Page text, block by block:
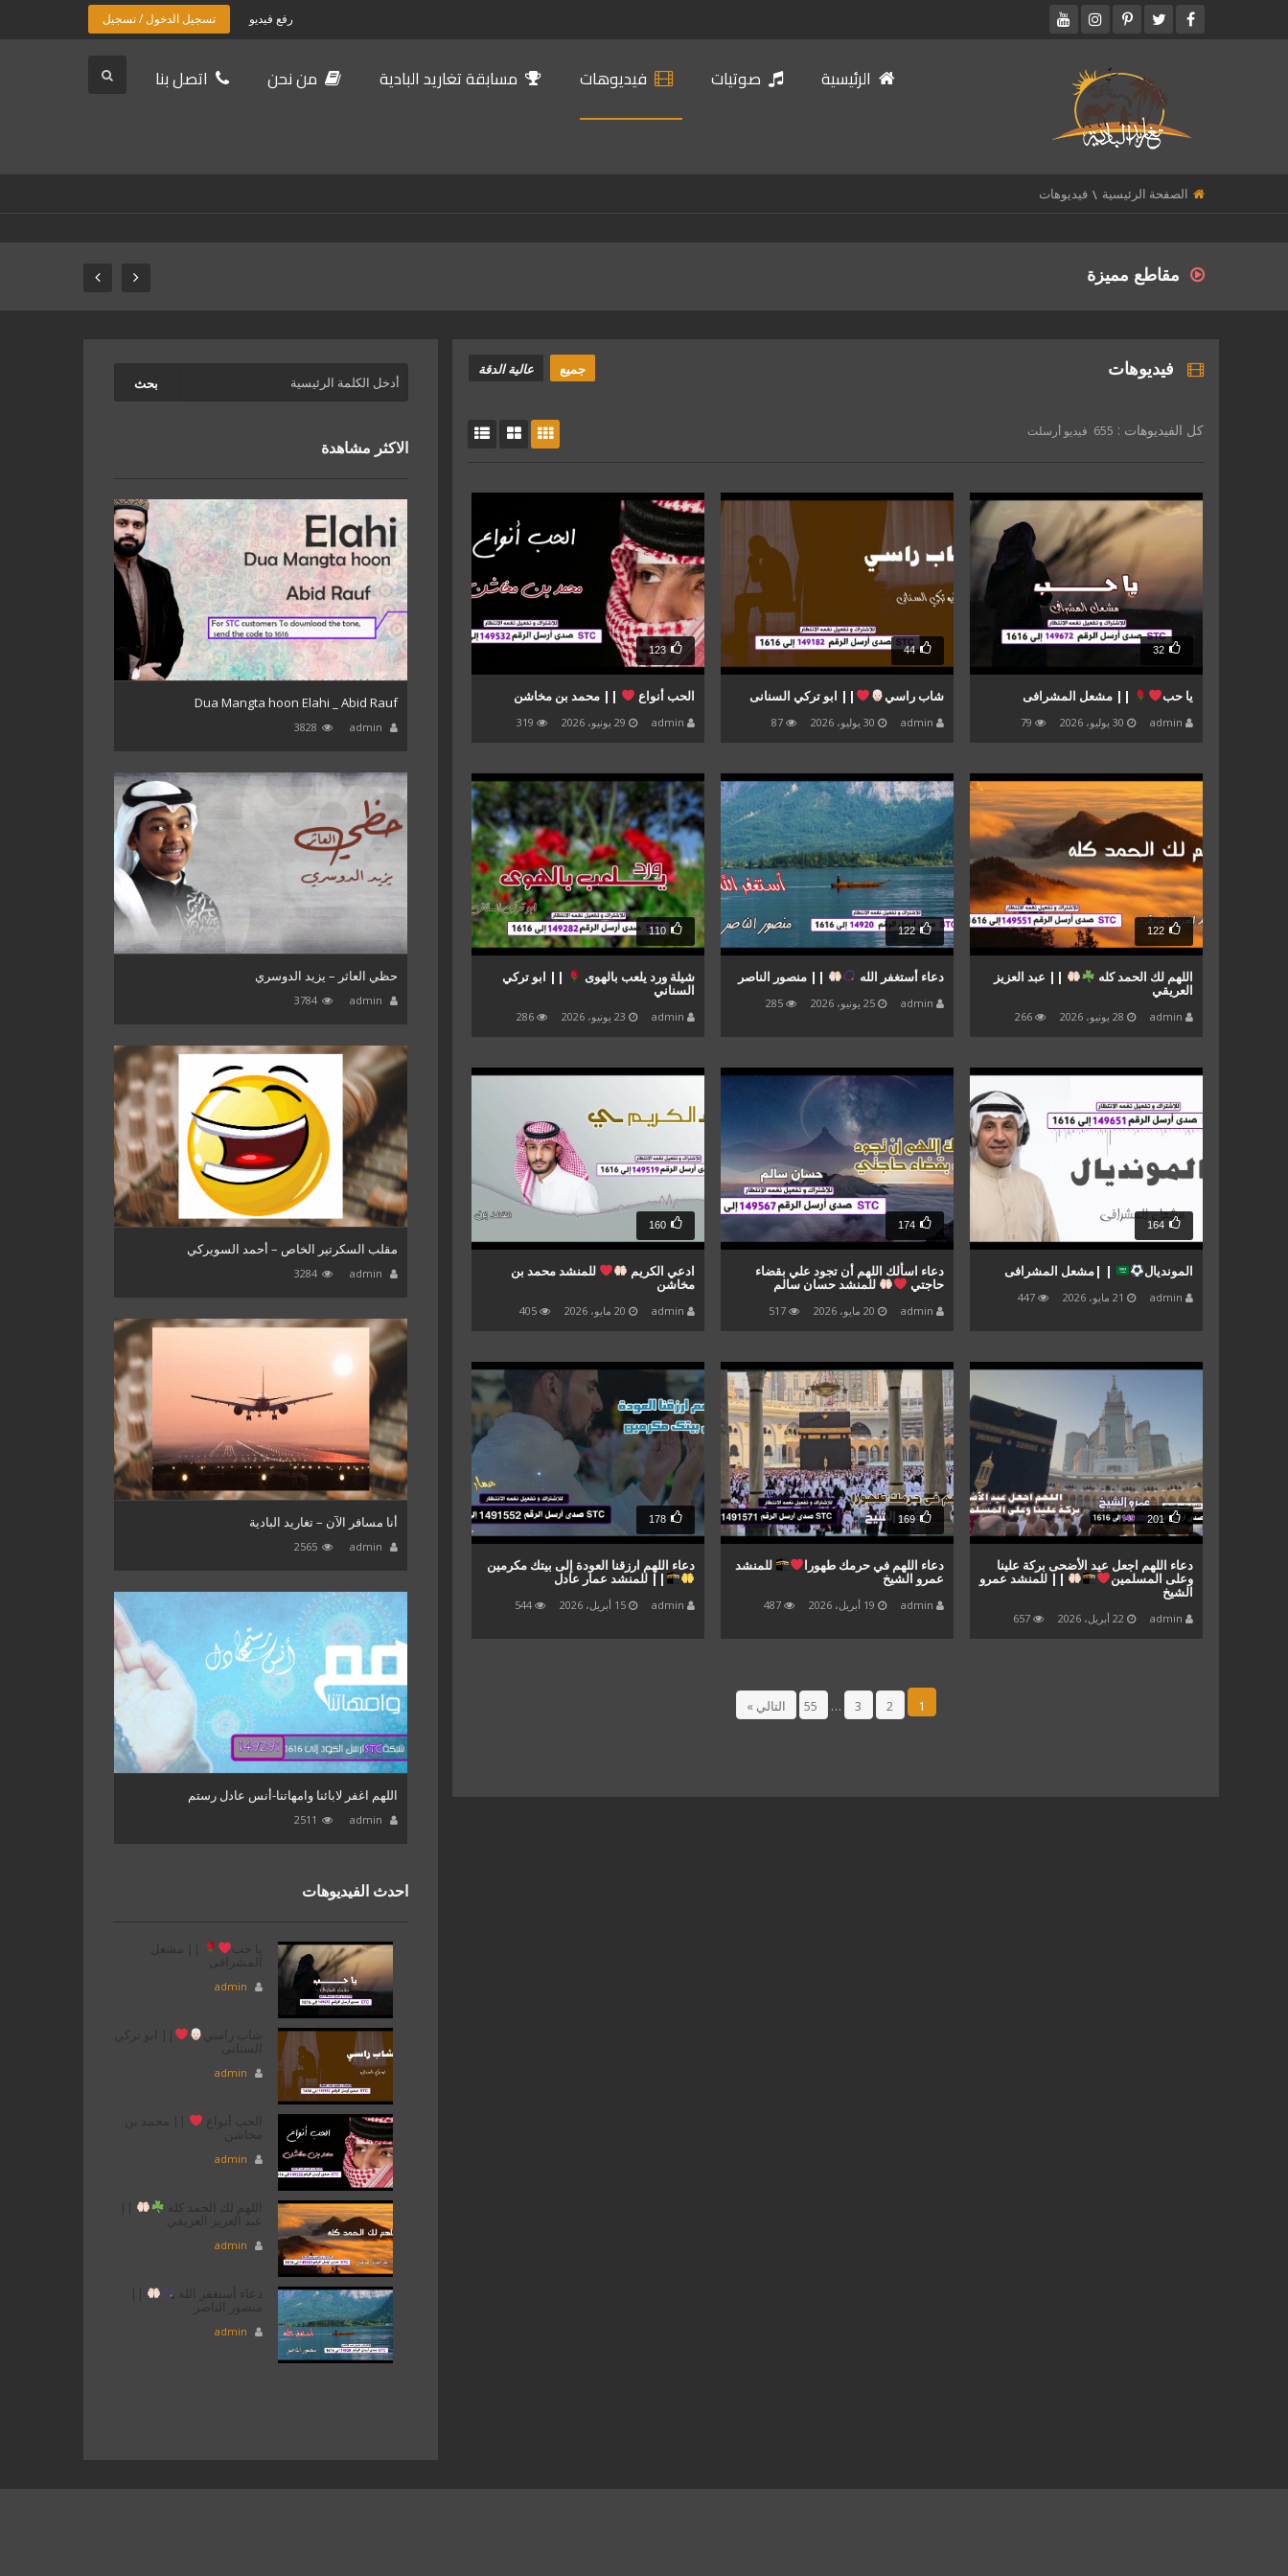
رفع فيديو تسجيل الدخول / تسجيل
الرئيسية صوتيات فيديوهات مسابقة تغاريد البادية من نحن اتصل بنا
الصفحة الرئيسية فيديوهات
مقاطع مميزة
فيديوهات جميع عالية الدقة
كل الفيديوهات : 655 فيديو أرسلت
32
يا حب || مشعل المشرافى
admin 30 يوليو، 2026 79
44
شاب راسي || ابو تركي السنانى
admin 30 يوليو، 2026 87
123
الحب أنواع || محمد بن مخاشن
admin 29 يونيو، 2026 319
122
اللهم لك الحمد كله || عبد العزيز
العريقي
admin 28 يونيو، 2026 266
122
دعاء أستغفر الله || منصور الناصر
admin 25 يونيو، 2026 285
110
شيلة ورد يلعب بالهوى || ابو تركي
السناني
admin 23 يونيو، 2026 286
164
المونديال | |مشعل المشرافى
admin 21 مايو، 2026 447
174
دعاء اسألك اللهم أن تجود علي بقضاء
حاجتي للمنشد حسان سالم
admin 20 مايو، 2026 517
160
ادعي الكريم للمنشد محمد بن
مخاشن
admin 20 مايو، 2026 405
201
دعاء اللهم اجعل عيد الأضحى بركة علينا
وعلى المسلمين || للمنشد عمرو
الشيخ
admin 22 أبريل، 2026 657
169
دعاء اللهم في حرمك طهورا للمنشد
عمرو الشيخ
admin 19 أبريل، 2026 487
178
دعاء اللهم ارزقنا العودة إلى بيتك مكرمين
|| للمنشد عمار عادل
admin 15 أبريل، 2026 544
1
2
3
…
55 التالي »
الاكثر مشاهدة
Dua Mangta hoon Elahi _ Abid Rauf
admin
3828
حظي العاثر – يزيد الدوسري
admin
3784
مقلب السكرتير الخاص – أحمد السويركي
admin
3284
أنا مسافر الآن – تغاريد البادية
admin
2565
اللهم اغفر لابائنا وامهاتنا-أنس عادل رستم
admin
2511
احدث الفيديوهات
يا حب || مشعل
admin
شاب راسي
السنانى
admin
|| محمد بن
مخاشن
admin
اللهم لك الحمد كله
عبد العزيز العريقي
admin
دعاء أستغفر الله
منصور الناصر
admin